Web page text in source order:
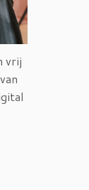
vrij